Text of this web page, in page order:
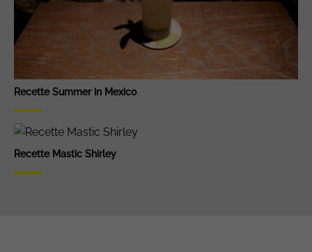
Recette Summer in Mexico
Recette Mastic Shirley